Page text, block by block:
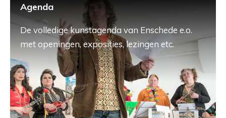
Agenda
De volledige kunstagenda van Enschede e.o.
met openingen, exposities, lezingen etc.